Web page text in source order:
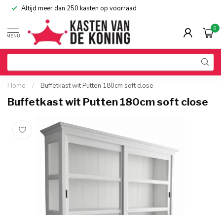
Altijd meer dan 250 kasten op voorraad
MENU
0
Home / Buffetkast wit Putten 180cm soft close
Buffetkast wit Putten 180cm soft close